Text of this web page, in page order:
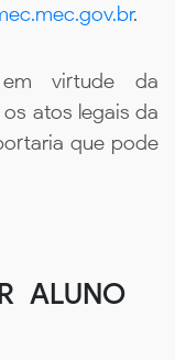
.
virtude da
atos legais da
que pode
ALUNO